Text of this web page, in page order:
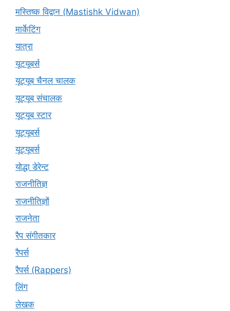
मस्तिष्क विद्वान (Mastishk Vidwan)
मार्केटिंग
यात्रा
यूटयूबर्स
यूट्यूब चैनल चालक
यूट्यूब संचालक
यूट्यूब स्टार
यूट्‍यूबर्स
यूट्यूबर्स
योद्धा डेरेन्ट
राजनीतिज्ञ
राजनीतिज्ञों
राजनेता
रैप संगीतकार
रैपर्स
रैपर्स (Rappers)
लिंग
लेखक